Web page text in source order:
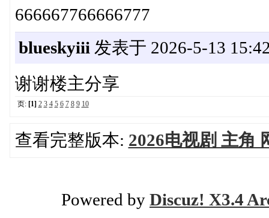
666667766666777
blueskyiii 发表于 2026-5-13
谢谢楼主分享
页: [1] 2 3 4 5 6 7 8 9 10
查看完整版本: 2026电视剧 主角
Powered by Discuz! X3.4